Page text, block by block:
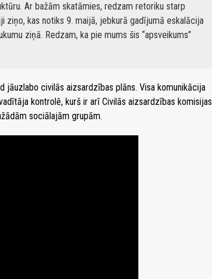
Ar bažām skatāmies, redzam retoriku starp
ziņo, kas notiks 9. maijā, jebkurā gadījumā eskalācija
ziņā. Redzam, ka pie mums šis “apsveikums”
jāuzlabo civilās aizsardzības plāns. Visa komunikācija
kontrolē, kurš ir arī Civilās aizsardzības komisijas
sociālajām grupām.